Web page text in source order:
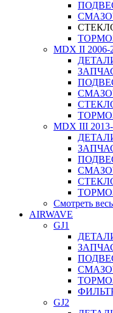
MDX II 2006-
MDX III 2013-
Смотреть
AIRWAVE
GJ1
GJ2